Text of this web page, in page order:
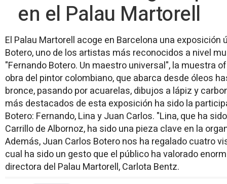
en el Palau Martorell
El Palau Martorell acoge en Barcelona una exposición
Botero, uno de los artistas más reconocidos a nivel
"Fernando Botero. Un maestro universal", la muestra
obra del pintor colombiano, que abarca desde óleos
bronce, pasando por acuarelas, dibujos a lápiz y
más destacados de esta exposición ha sido la
Botero: Fernando, Lina y Juan Carlos. "Lina, que ha
Carrillo de Albornoz, ha sido una pieza clave en la
Además, Juan Carlos Botero nos ha regalado cuatro
cual ha sido un gesto que el público ha valorado
directora del Palau Martorell, Carlota Bentz.